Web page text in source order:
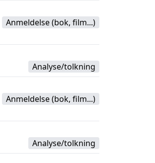
Anmeldelse (bok, film...)
Analyse/tolkning
Anmeldelse (bok, film...)
Analyse/tolkning